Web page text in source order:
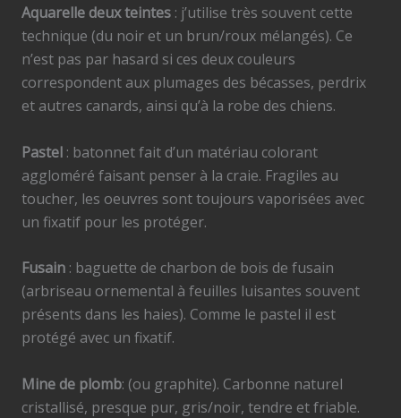
Aquarelle deux teintes : j’utilise très souvent cette
technique (du noir et un brun/roux mélangés). Ce
n’est pas par hasard si ces deux couleurs
correspondent aux plumages des bécasses, perdrix
et autres canards, ainsi qu’à la robe des chiens.
Pastel : batonnet fait d’un matériau colorant
aggloméré faisant penser à la craie. Fragiles au
toucher, les oeuvres sont toujours vaporisées avec
un fixatif pour les protéger.
Fusain : baguette de charbon de bois de fusain
(arbriseau ornemental à feuilles luisantes souvent
présents dans les haies). Comme le pastel il est
protégé avec un fixatif.
Mine de plomb: (ou graphite). Carbonne naturel
cristallisé, presque pur, gris/noir, tendre et friable.